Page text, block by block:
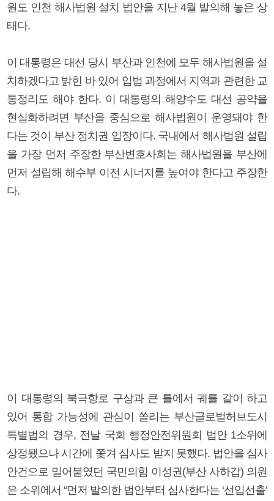
원도 인천 해사법원 설치 법안을 지난 4월 발의해 놓은 상
태다.
이 대통령은 대선 당시 부산과 인천에 모두 해사법원을 설
치하겠다고 밝힌 바 있어 입법 과정에서 지역과 관련한 교
통정리도 해야 한다. 이 대통령의 해양수도 대선 공약을
현실화하려면 부산을 중심으로 해사법원이 운영돼야 한
다는 것이 부산 정치권 입장이다. 국내에서 해사법원 설립
을 가장 먼저 주장한 부산변호사회는 해사법원을 부산에
먼저 설립해 해수부 이전 시너지를 높여야 한다고 주장한
다.
이 대통령의 북극항로 구상과 큰 틀에서 궤를 같이 하고
있어 통합 가능성에 관심이 쏠리는 부산글로벌허브도시
특별법의 경우, 전날 국회 행정안전위원회 법안 1소위에
상정됐으나 시간에 쫓겨 심사도 받지 못했다. 법안을 심사
안건으로 밀어붙였던 국민의힘 이성권(부산 사하갑) 의원
은 소위에서 “먼저 발의한 법안부터 심사한다는 ‘선입선출’